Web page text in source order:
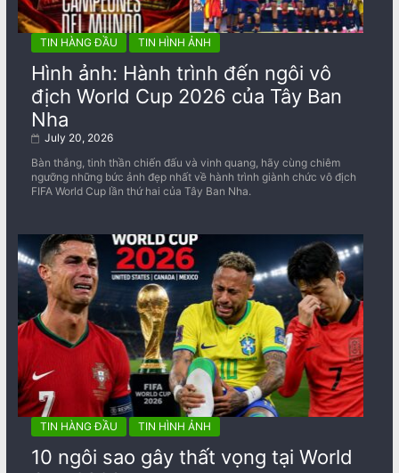
TIN HÀNG ĐẦU TIN HÌNH ẢNH
Hình ảnh: Hành trình đến ngôi vô
địch World Cup 2026 của Tây Ban
Nha
July 20, 2026
Bàn thắng, tinh thần chiến đấu và vinh quang, hãy cùng chiêm
ngưỡng những bức ảnh đẹp nhất về ​​hành trình giành chức vô địch
FIFA World Cup lần thứ hai của Tây Ban Nha.
TIN HÀNG ĐẦU TIN HÌNH ẢNH
10 ngôi sao gây thất vọng tại World